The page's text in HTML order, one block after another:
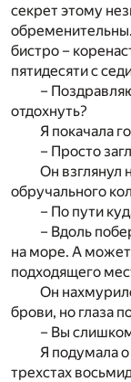
секрет этому
бистро –
пятидесяти с
–
отдохнуть?
Я покачала
– Просто
Он взглянул
обручального
– По пути
– Вдоль
на море. А
подходящего
Он
брови, но глаза
– Вы
Я подумала
трехстах